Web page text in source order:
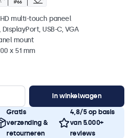
multi-touch paneel
USB-C, VGA
mount
x 51 mm
In winkelwagen
Gratis
verzending &
retourneren
4,8/5 op basis
van 5.000+
reviews